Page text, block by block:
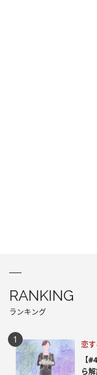
RANKING
ランキング
恋
【
ら